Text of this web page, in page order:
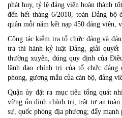
phát huy, tỷ lệ đảng viên hoàn thành
đến hết tháng 6/2010, toàn Đảng bộ
quân mỗi năm kết nạp 450 đảng
Công tác kiểm tra tổ chức đảng và
tra thi hành kỷ luật Đảng, giải quyết
thường xuyên, đúng quy định của
lãnh đạo chính trị của tổ chức đảng
phong, gương mẫu của cán bộ, đảng
Quận ủy đặt ra mục tiêu tổng quát
vững ổn định chính trị, trật tự an toàn
sự, quốc phòng địa phương; đẩy